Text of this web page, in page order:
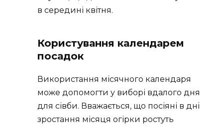
в середині квітня.
Користування календарем
посадок
Використання місячного календаря
може допомогти у виборі вдалого дня
для сівби. Вважається, що посіяні в дні
зростання місяця огірки ростуть